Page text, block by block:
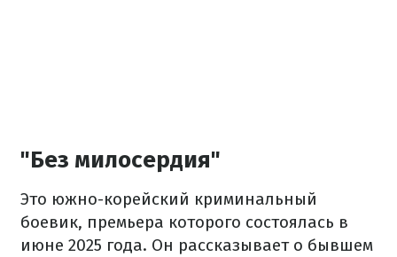
"Без милосердия"
Это южно-корейский криминальный
боевик, премьера которого состоялась в
июне 2025 года. Он рассказывает о бывшем